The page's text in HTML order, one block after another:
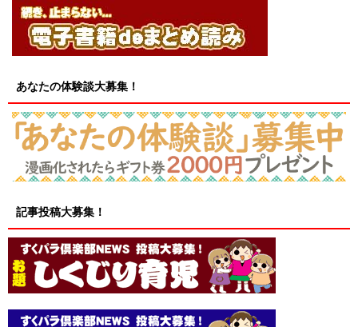
あなたの体験談大募集！
記事投稿大募集！